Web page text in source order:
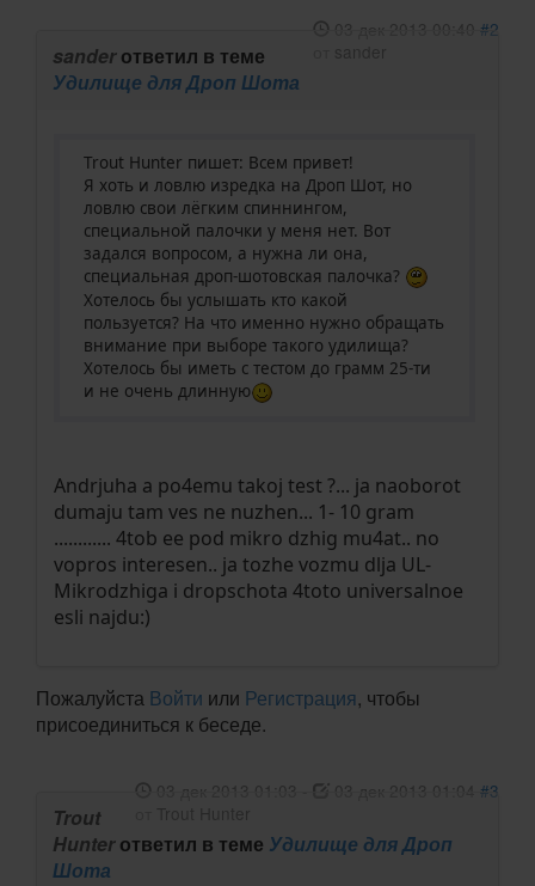
03 дек 2013 00:40 #2
sanderответил в теме
Удилище для Дроп Шота
Trout Hunter пишет: Всем привет!
Я хоть и ловлю изредка на Дроп Шот, но
ловлю свои лёгким спиннингом,
специальной палочки у меня нет. Вот
задался вопросом, а нужна ли она,
специальная дроп-шотовская палочка?
Хотелось бы услышать кто какой
пользуется? На что именно нужно обращать
внимание при выборе такого удилища?
Хотелось бы иметь с тестом до грамм 25-ти
и не очень длинную
Andrjuha a po4emu takoj test ?... ja naoborot
dumaju tam ves ne nuzhen... 1- 10 gram
............ 4tob ee pod mikro dzhig mu4at.. no
vopros interesen.. ja tozhe vozmu dlja UL-
Mikrodzhiga i dropschota 4toto universalnoe
esli najdu:)
Пожалуйста Войти или Регистрация, чтобы
присоединиться к беседе.
03 дек 2013 01:03 03 дек 2013 01:04 #3
Trout
Hunterответил в теме Удилище для Дроп
Шота